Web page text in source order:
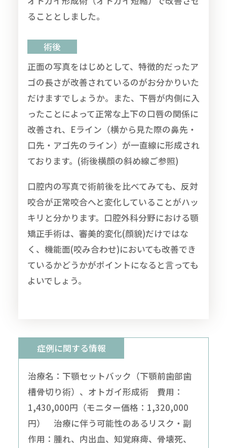
ることとしました。
術後
正面の写真をはじめとして、特徴的だったア
ゴの長さが改善されているのがお分かりいた
だけますでしょうか。また、下唇が内側に入
ったことによって正常な上下の口唇の関係に
改善され、Eライン（横から見た際の鼻先・
口先・アゴ先のライン）が一直線に形成され
ております。(術後横顔の斜め線ご参照)
口腔内の写真で術前後を比べてみても、反対
咬合が正常咬合へと変化していることがハッ
キリと分かります。口腔外科分野における顎
矯正手術は、審美的変化(顔貌)だけではな
く、機能面(咬み合わせ)においても改善でき
ているかどうかがポイントになると言っても
よいでしょう。
症例に関する情報
治療名：下顎セットバック（下顎前歯部歯
槽骨切り術）、オトガイ形成術 費用：
1,430,000円（モニター価格：1,320,000
円） 治療に伴う可能性のあるリスク・副
作用：腫れ、内出血、知覚麻痺、骨壊死、